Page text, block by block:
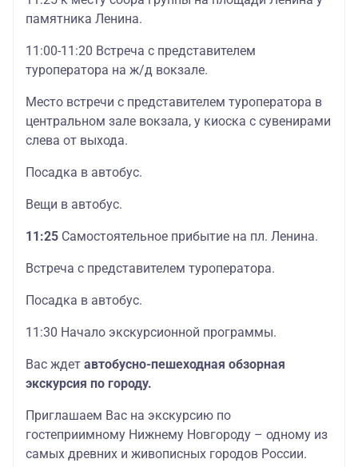
памятника Ленина.
11:00-11:20 Встреча с представителем
туроператора на ж/д вокзале.
Место встречи с представителем туроператора в
центральном зале вокзала, у киоска с сувенирами
слева от выхода.
Посадка в автобус.
Вещи в автобус.
11:25 Самостоятельное прибытие на пл. Ленина.
Встреча с представителем туроператора.
Посадка в автобус.
11:30 Начало экскурсионной программы.
Вас ждет автобусно-пешеходная обзорная
экскурсия по городу.
Приглашаем Вас на экскурсию по
гостеприимному Нижнему Новгороду – одному из
самых древних и живописных городов России.